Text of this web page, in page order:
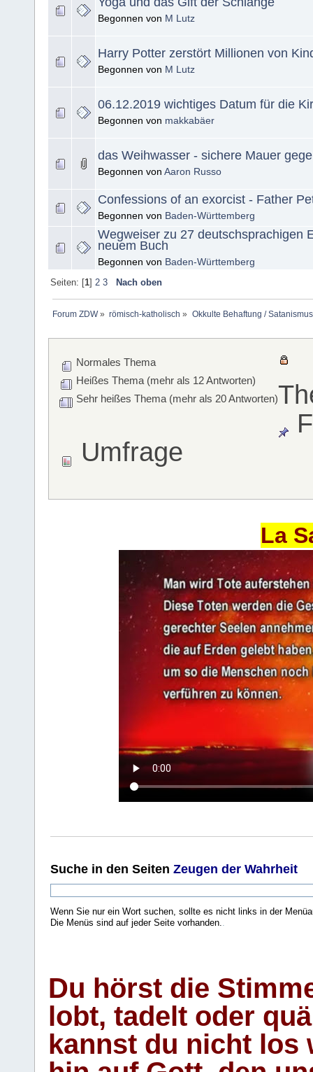
Begonnen von M Lutz
Harry Potter zerstört Millionen von
Begonnen von M Lutz
06.12.2019 wichtiges Datum für die
Begonnen von makkabäer
das Weihwasser - sichere Mauer
Begonnen von Aaron Russo
Confessions of an exorcist - Father
Begonnen von Baden-Württemberg
Wegweiser zu 27 deutschsprachigen
neuem Buch
Begonnen von Baden-Württemberg
Seiten: [1] 2 3 Nach oben
Forum ZDW» römisch-katholisch » Okkulte Behaftung /
Normales Thema
Heißes Thema (mehr als 12 Antworten)
Sehr heißes Thema (mehr als 20 Antworten)
Umfrage
La
Suche in den Seiten Zeugen der Wahrheit
Wenn Sie nur ein Wort suchen, sollte es nicht links in der
Die Menüs sind auf jeder Seite vorhanden..
Du hörst die
lobt, tadelt oder
kannst du nicht los